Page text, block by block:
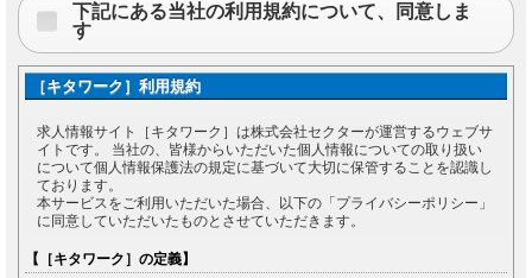
下記にある当社の利用規約について、同意しま
す
［キタワーク］利用規約
求人情報サイト［キタワーク］は株式会社セクターが運営するウェブサ
イトです。 当社の、皆様からいただいた個人情報についての取り扱い
について個人情報保護法の規定に基づいて大切に保管することを認識し
ております。
本サービスをご利用いただいた場合、以下の「プライバシーポリシー」
に同意していただいたものとさせていただきます。
【［キタワーク］の定義】